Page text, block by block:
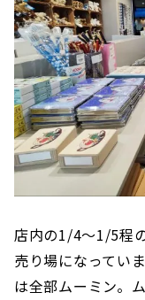
店内の1/4～1/5程
売り場になってい
は全部ムーミン。